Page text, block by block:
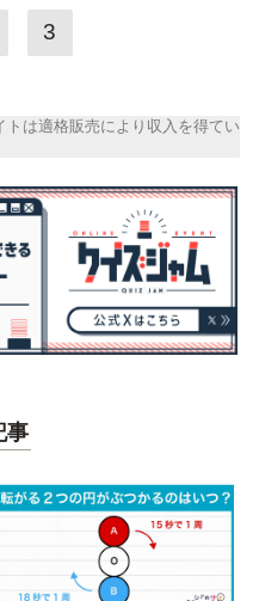
3
は適格販売により収入を得てい
事